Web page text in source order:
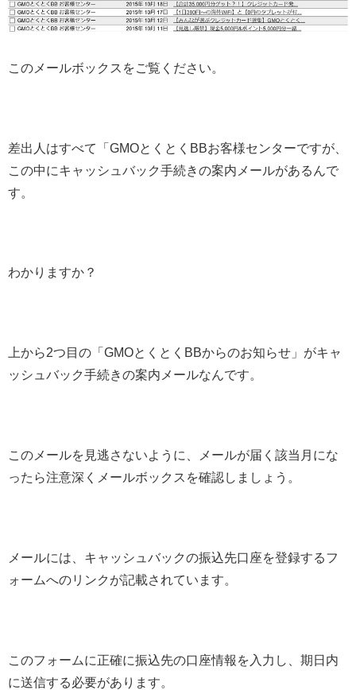
このメールボックスをご覧ください。
差出人はすべて「GMOとくとくBBお客様センターですが、
この中にキャッシュバック手続きの案内メールがあるんで
す。
わかりますか？
上から2つ目の「GMOとくとくBBからのお知らせ」がキャ
ッシュバック手続きの案内メールなんです。
このメールを見逃さないように、メールが届く該当月にな
ったら注意深くメールボックスを確認しましょう。
メールには、キャッシュバックの振込先口座を登録するフ
ォームへのリンクが記載されています。
このフォームに正確に振込先の口座情報を入力し、期日内
に送信する必要があります。